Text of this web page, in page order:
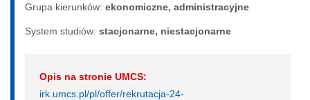
Grupa kierunków: ekonomiczne, administracyjne
System studiów: sta­cjo­nar­ne, nie­sta­cjo­nar­ne
Opis na stronie UMCS:
irk.umcs.pl/pl/offer/rekrutacja-24-